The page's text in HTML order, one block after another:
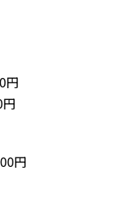
円
円